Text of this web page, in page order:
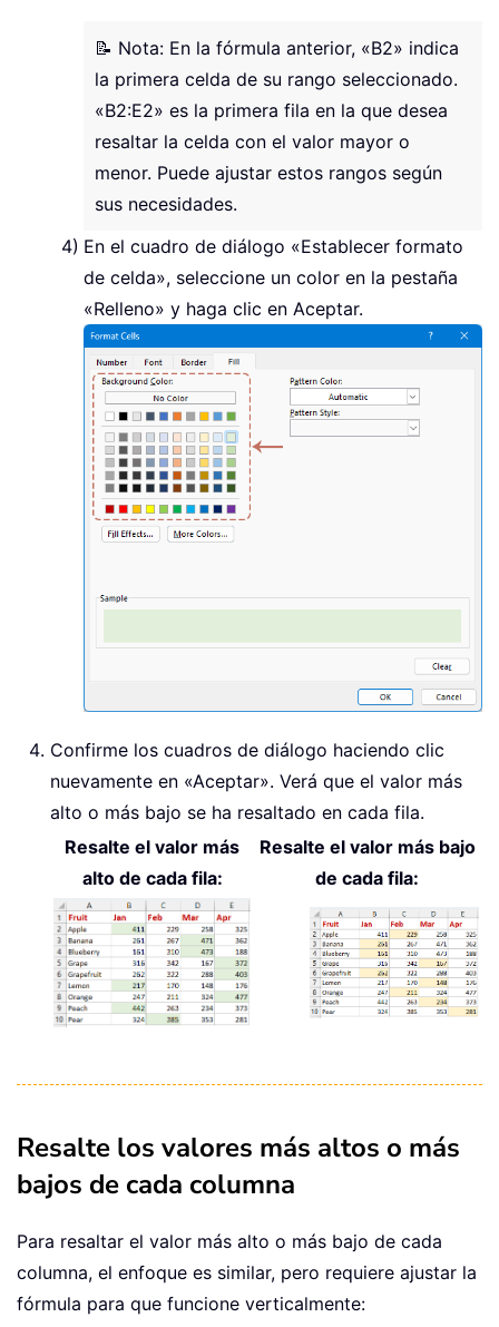
📝 Nota: En la fórmula anterior, «B2» indica
la primera celda de su rango seleccionado.
«B2:E2» es la primera fila en la que desea
resaltar la celda con el valor mayor o
menor. Puede ajustar estos rangos según
sus necesidades.
En el cuadro de diálogo «Establecer formato
de celda», seleccione un color en la pestaña
«Relleno» y haga clic en Aceptar.
Confirme los cuadros de diálogo haciendo clic
nuevamente en «Aceptar». Verá que el valor más
alto o más bajo se ha resaltado en cada fila.
Resalte el valor más
alto de cada fila:
Resalte el valor más bajo
de cada fila:
Resalte los valores más altos o más
bajos de cada columna
Para resaltar el valor más alto o más bajo de cada
columna, el enfoque es similar, pero requiere ajustar la
fórmula para que funcione verticalmente: